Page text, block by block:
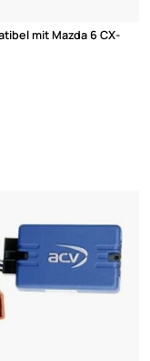
mit Mazda 6